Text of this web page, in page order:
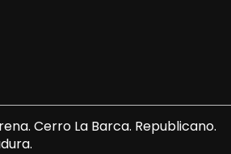
Cerro La Barca. Republicano.